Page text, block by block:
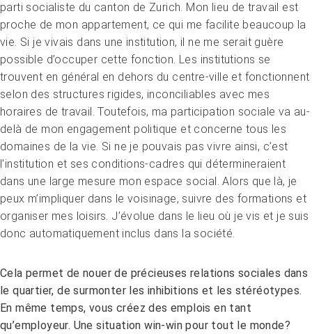
parti socialiste du canton de Zurich. Mon lieu de travail est
proche de mon appartement, ce qui me facilite beaucoup la
vie. Si je vivais dans une institution, il ne me serait guère
possible d’occuper cette fonction. Les institutions se
trouvent en général en dehors du centre-ville et fonctionnent
selon des structures rigides, inconciliables avec mes
horaires de travail. Toutefois, ma participation sociale va au-
delà de mon engagement politique et concerne tous les
domaines de la vie. Si ne je pouvais pas vivre ainsi, c’est
l’institution et ses conditions-cadres qui détermineraient
dans une large mesure mon espace social. Alors que là, je
peux m’impliquer dans le voisinage, suivre des formations et
organiser mes loisirs. J’évolue dans le lieu où je vis et je suis
donc automatiquement inclus dans la société.
Cela permet de nouer de précieuses relations sociales dans
le quartier, de surmonter les inhibitions et les stéréotypes.
En même temps, vous créez des emplois en tant
qu’employeur. Une situation win-win pour tout le monde?